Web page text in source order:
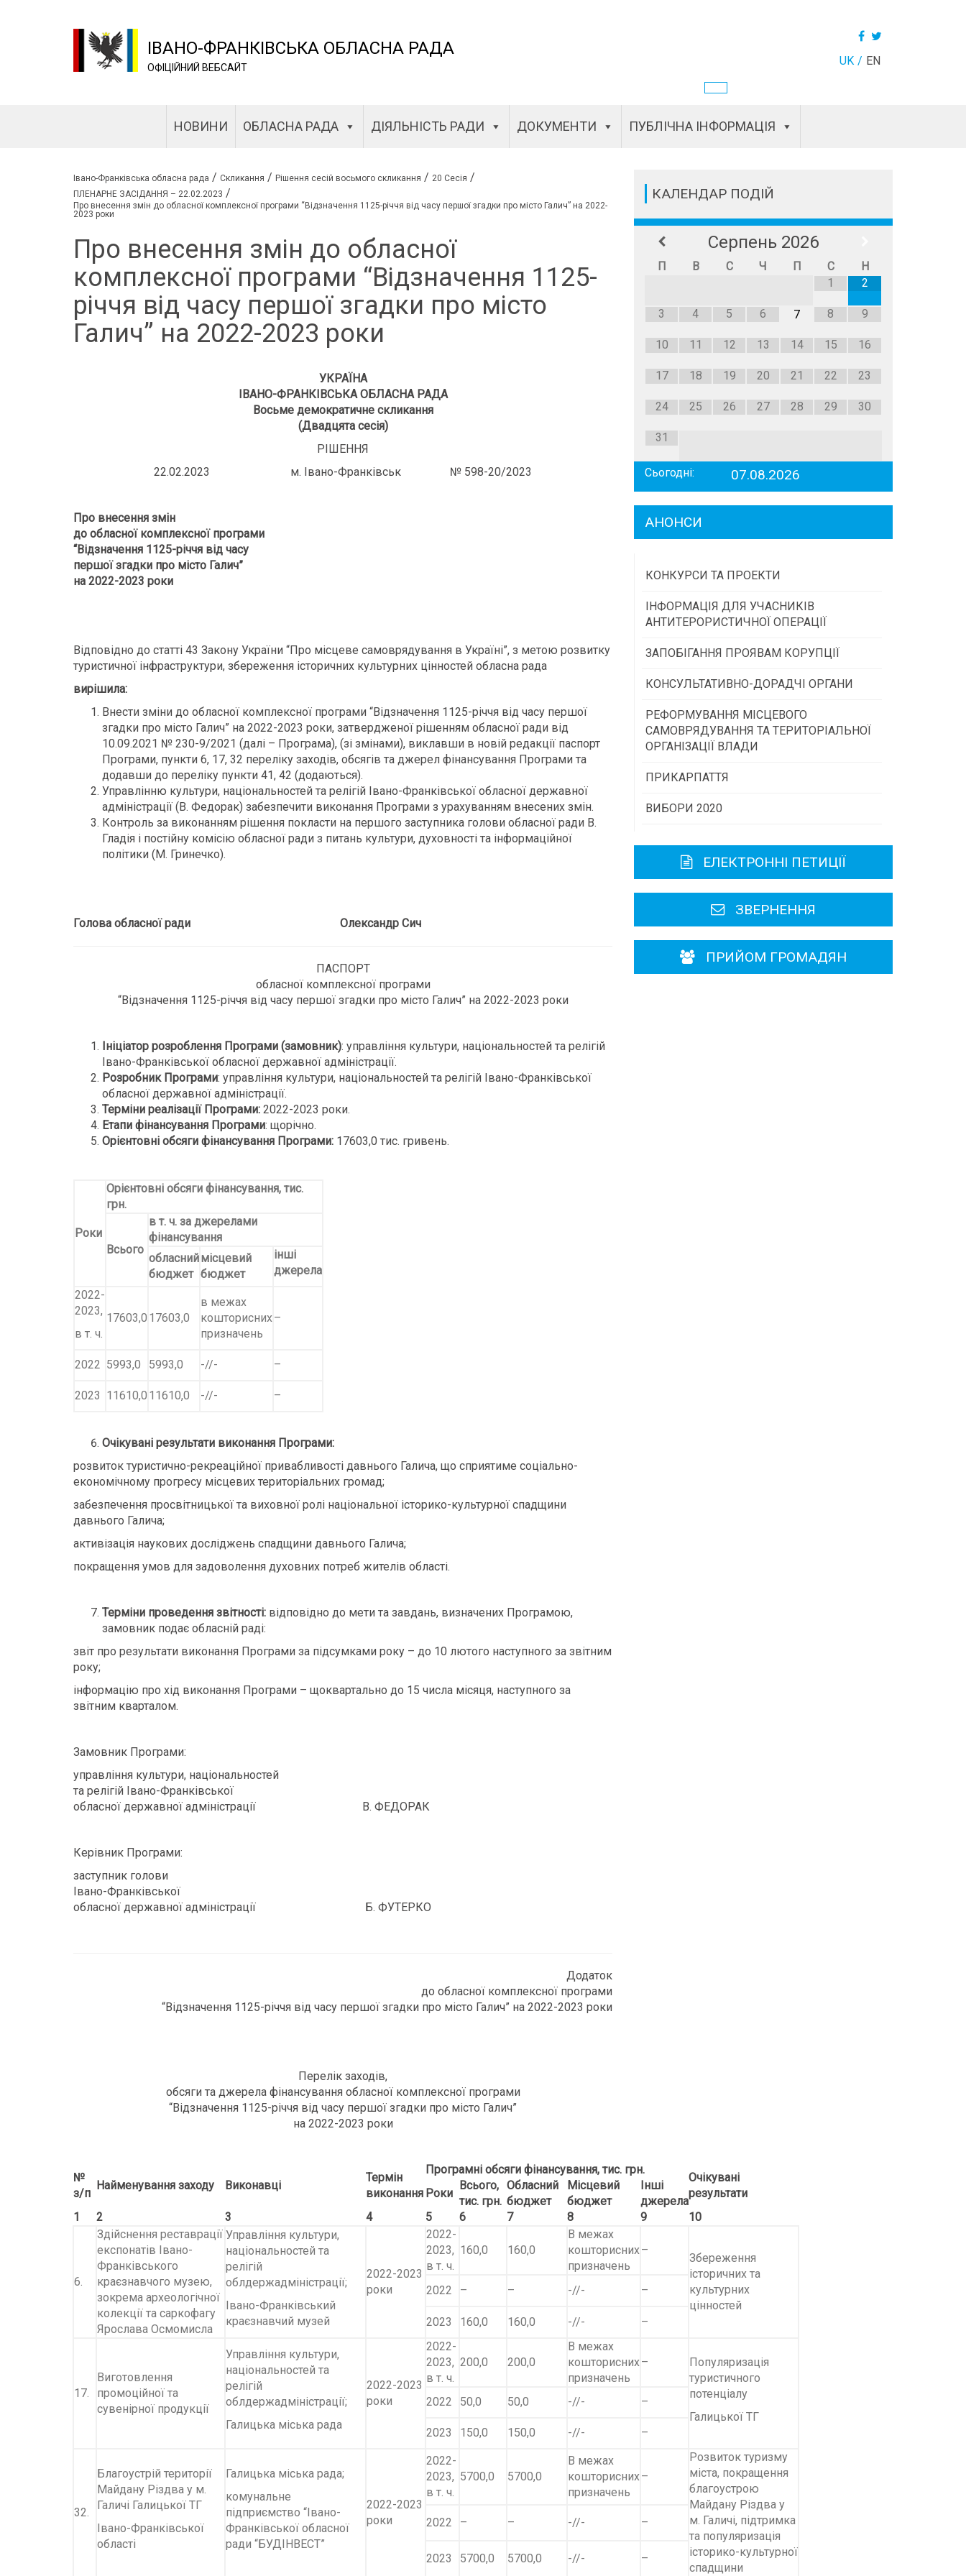
ІВАНО-ФРАНКІВСЬКА ОБЛАСНА РАДА
ОФІЦІЙНИЙ ВЕБСАЙТ UK EN
НОВИНИ ОБЛАСНА РАДА ДІЯЛЬНІСТЬ РАДИ ДОКУМЕНТИ ПУБЛІЧНА ІНФОРМАЦІЯ
Івано-Франківська обласна рада / Скликання / Рішення сесій восьмого скликання / 20 Сесія /
ПЛЕНАРНЕ ЗАСІДАННЯ – 22.02.2023 /
Про внесення змін до обласної комплексної програми “Відзначення 1125-річчя від часу першої згадки про місто Галич” на 2022-
2023 роки
Про внесення змін до обласної
комплексної програми “Відзначення 1125-
річчя від часу першої згадки про місто
Галич” на 2022-2023 роки
УКРАЇНА
ІВАНО-ФРАНКІВСЬКА ОБЛАСНА РАДА
Восьме демократичне скликання
(Двадцята сесія)
РІШЕННЯ
22.02.2023 м. Івано-Франківськ № 598-20/2023
Про внесення змін
до обласної комплексної програми
“Відзначення 1125-річчя від часу
першої згадки про місто Галич”
на 2022-2023 роки
Відповідно до статті 43 Закону України “Про місцеве самоврядування в Україні”, з метою розвитку
туристичної інфраструктури, збереження історичних культурних цінностей обласна рада
вирішила:
Внести зміни до обласної комплексної програми “Відзначення 1125-річчя від часу першої
згадки про місто Галич” на 2022-2023 роки, затвердженої рішенням обласної ради від
10.09.2021 № 230-9/2021 (далі – Програма), (зі змінами), виклавши в новій редакції паспорт
Програми, пункти 6, 17, 32 переліку заходів, обсягів та джерел фінансування Програми та
додавши до переліку пункти 41, 42 (додаються).
Управлінню культури, національностей та релігій Івано-Франківської обласної державної
адміністрації (В. Федорак) забезпечити виконання Програми з урахуванням внесених змін.
Контроль за виконанням рішення покласти на першого заступника голови обласної ради В.
Гладія і постійну комісію обласної ради з питань культури, духовності та інформаційної
політики (М. Гринечко).
Голова обласної ради Олександр Сич
ПАСПОРТ
обласної комплексної програми
“Відзначення 1125-річчя від часу першої згадки про місто Галич” на 2022-2023 роки
Ініціатор розроблення Програми (замовник): управління культури, національностей та релігій
Івано-Франківської обласної державної адміністрації.
Розробник Програми: управління культури, національностей та релігій Івано-Франківської
обласної державної адміністрації.
Терміни реалізації Програми: 2022-2023 роки.
Етапи фінансування Програми: щорічно.
Орієнтовні обсяги фінансування Програми: 17603,0 тис. гривень.
Роки
Орієнтовні обсяги фінансування, тис.
грн.
Всього
в т. ч. за джерелами
фінансування
обласний
бюджет
місцевий
бюджет
інші
джерела
2022-
2023,
в т. ч.
17603,0 17603,0
в межах
кошторисних
призначень
–
2022 5993,0 5993,0 -//- –
2023 11610,0 11610,0 -//- –
Очікувані результати виконання Програми:
розвиток туристично-рекреаційної привабливості давнього Галича, що сприятиме соціально-
економічному прогресу місцевих територіальних громад;
забезпечення просвітницької та виховної ролі національної історико-культурної спадщини
давнього Галича;
активізація наукових досліджень спадщини давнього Галича;
покращення умов для задоволення духовних потреб жителів області.
Терміни проведення звітності: відповідно до мети та завдань, визначених Програмою,
замовник подає обласній раді:
звіт про результати виконання Програми за підсумками року – до 10 лютого наступного за звітним
року;
інформацію про хід виконання Програми – щоквартально до 15 числа місяця, наступного за
звітним кварталом.
Замовник Програми:
управління культури, національностей
та релігій Івано-Франківської
обласної державної адміністрації В. ФЕДОРАК
Керівник Програми:
заступник голови
Івано-Франківської
обласної державної адміністрації Б. ФУТЕРКО
Додаток
до обласної комплексної програми
“Відзначення 1125-річчя від часу першої згадки про місто Галич” на 2022-2023 роки
Перелік заходів,
обсяги та джерела фінансування обласної комплексної програми
“Відзначення 1125-річчя від часу першої згадки про місто Галич”
на 2022-2023 роки
№
з/п
Найменування заходу Виконавці
Термін
виконання
Програмні обсяги фінансування, тис. грн.
Очікувані
результати
Роки
Всього,
тис. грн.
Обласний
бюджет
Місцевий
бюджет
Інші
джерела
1
2 3 4 5 6 7 8 9 10
6.
Здійснення реставрації
експонатів Івано-
Франківського
краєзнавчого музею,
зокрема археологічної
колекції та саркофагу
Ярослава Осмомисла
Управління культури,
національностей та
релігій
облдержадміністрації;
Івано-Франківський
краєзнавчий музей
2022-2023
роки
2022-
2023,
в т. ч.
160,0 160,0
В межах
кошторисних
призначень
–
Збереження
історичних та
культурних
цінностей
2022 – – -//- –
2023 160,0 160,0 -//- –
17.
Виготовлення
промоційної та
сувенірної продукції
Управління культури,
національностей та
релігій
облдержадміністрації;
Галицька міська рада
2022-2023
роки
2022-
2023,
в т. ч.
200,0 200,0
В межах
кошторисних
призначень
–
Популяризація
туристичного
потенціалу
Галицької ТГ
2022 50,0 50,0 -//- –
2023 150,0 150,0 -//- –
32.
Благоустрій території
Майдану Різдва у м.
Галичі Галицької ТГ
Івано-Франківської
області
Галицька міська рада;
комунальне
підприємство “Івано-
Франківської обласної
ради “БУДІНВЕСТ”
2022-2023
роки
2022-
2023,
в т. ч.
5700,0 5700,0
В межах
кошторисних
призначень
–
Розвиток туризму
міста, покращення
благоустрою
Майдану Різдва у
м. Галичі, підтримка
та популяризація
історико-культурної
спадщини
2022 – – -//- –
2023 5700,0 5700,0 -//- –
КАЛЕНДАР ПОДІЙ
Серпень 2026
П В С Ч П С
Н
1
2
3 4 5 6 7 8 9
10 11 12 13 14 15 16
17 18 19 20 21 22 23
24 25 26 27 28 29 30
31
Сьогодні: 07.08.2026
АНОНСИ
КОНКУРСИ ТА ПРОЕКТИ
Конкурс проектів та програм місцевого
самоврядування
суспільства
Програми/конкурси МТД
ІНФОРМАЦІЯ ДЛЯ УЧАСНИКІВ
АНТИТЕРОРИСТИЧНОЇ ОПЕРАЦІЇ
ЗАПОБІГАННЯ ПРОЯВАМ КОРУПЦІЇ
КОНСУЛЬТАТИВНО-ДОРАДЧІ ОРГАНИ
Консультативна рада
РЕФОРМУВАННЯ МІСЦЕВОГО
САМОВРЯДУВАННЯ ТА ТЕРИТОРІАЛЬНОЇ
ОРГАНІЗАЦІЇ ВЛАДИ
ПРИКАРПАТТЯ
Історична довідка
Карта області
Районні, міські ради
ВИБОРИ 2020
ЕЛЕКТРОННІ ПЕТИЦІЇ
ЗВЕРНЕННЯ
ПРИЙОМ ГРОМАДЯН